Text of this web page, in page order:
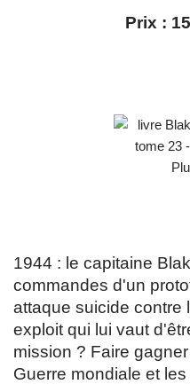
Prix :
1944 : le capitaine
commandes d'un
attaque suicide contre
exploit qui lui vaut
mission ? Faire
Guerre mondiale et